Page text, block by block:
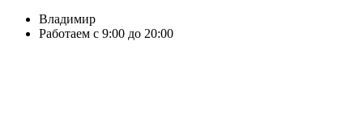
Владимир
Работаем с 9:00 до 20:00